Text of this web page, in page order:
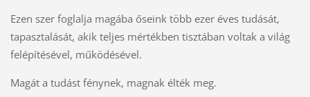
Ezen szer foglalja magába őseink több ezer éves tudását,
tapasztalását, akik teljes mértékben tisztában voltak a világ
felépítésével, működésével.
Magát a tudást fénynek, magnak élték meg.